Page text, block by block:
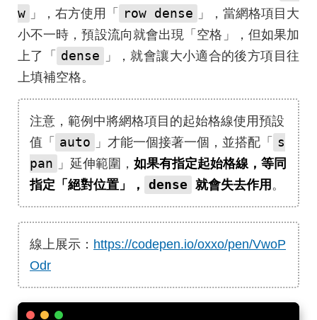
w 」，右方使用「 row dense
」，當網格項目大
小不一時，預設流向就會出現「空格」，但如果加
上了「
dense
」，就會讓大小適合的後方項目往
上填補空格。
注意，範例中將網格項目的起始格線使用預設
值「
auto 」才能一個接著一個，並搭配「
s
pan
」延伸範圍， 如果有指定起始格線，等同
指定「絕對位置」，
dense 就會失去作用 。
線上展示： https://codepen.io/oxxo/pen/VwoP
Odr